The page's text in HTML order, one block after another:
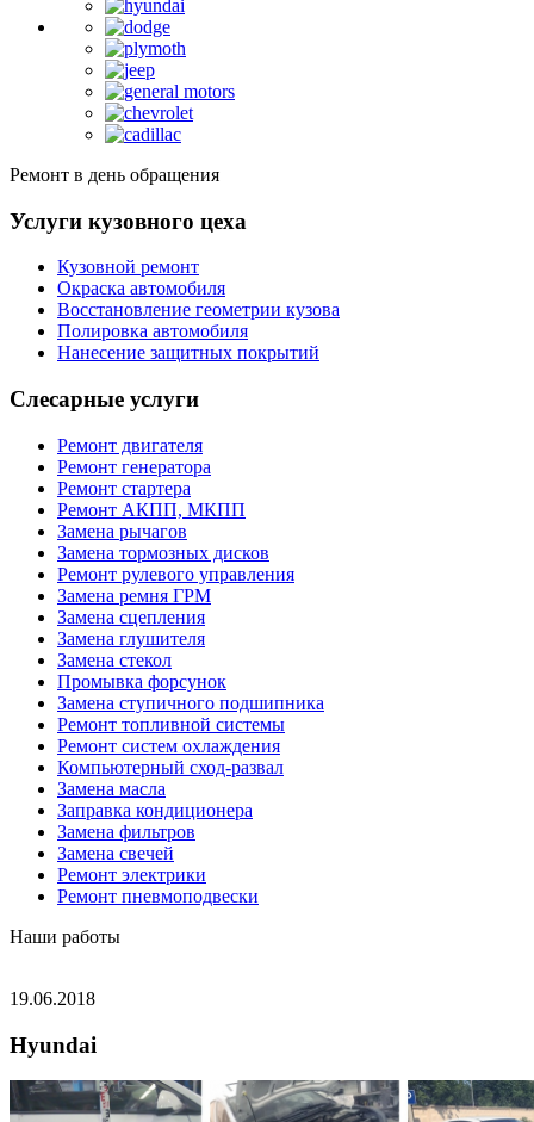
Ремонт в день обращения
Услуги кузовного цеха
Кузовной ремонт
Окраска автомобиля
Восстановление геометрии кузова
Полировка автомобиля
Нанесение защитных покрытий
Слесарные услуги
Ремонт двигателя
Ремонт генератора
Ремонт стартера
Ремонт АКПП, МКПП
Замена рычагов
Замена тормозных дисков
Ремонт рулевого управления
Замена ремня ГРМ
Замена сцепления
Замена глушителя
Замена стекол
Промывка форсунок
Замена ступичного подшипника
Ремонт топливной системы
Ремонт систем охлаждения
Компьютерный сход-развал
Замена масла
Заправка кондиционера
Замена фильтров
Замена свечей
Ремонт электрики
Ремонт пневмоподвески
Наши работы
19.06.2018
Hyundai